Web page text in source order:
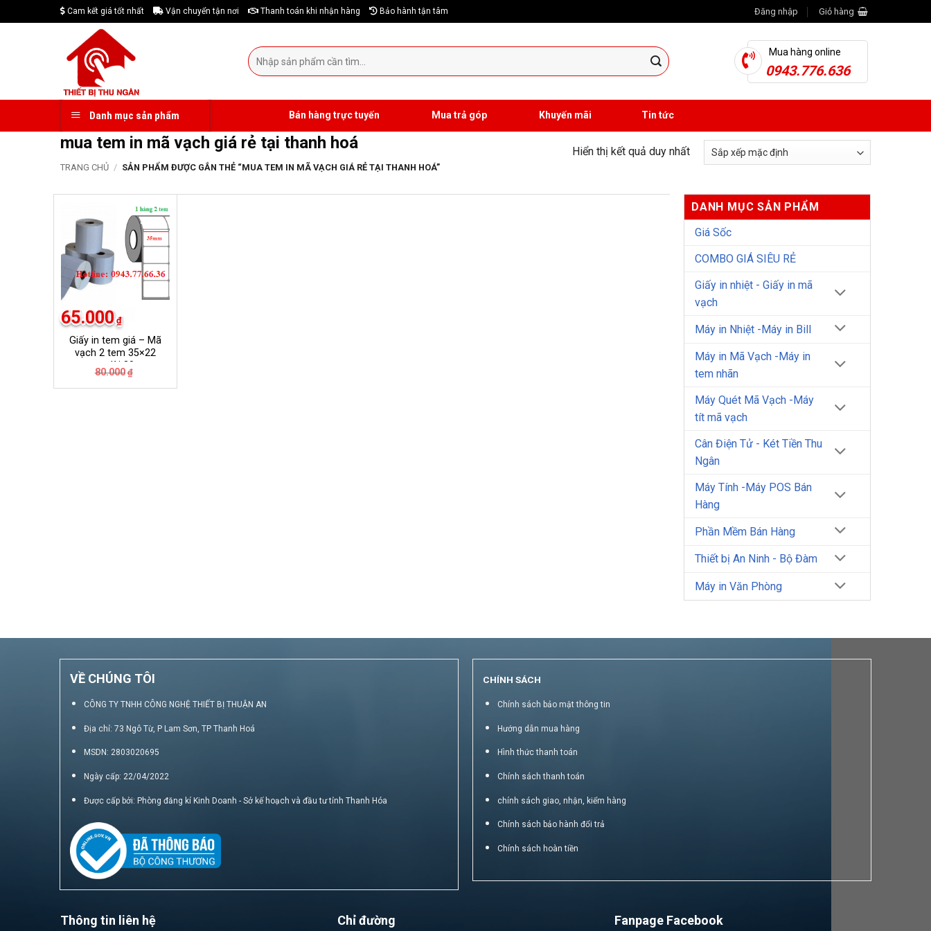
to
Cam kết giá tốt nhất Vận chuyển tận nơi Thanh toán khi nhận hàng Bảo hành tận tâm Đăng nhập Giỏ hàng
Tìm
kiếm:
Mua hàng online
0943.776.636
Danh mục sản phẩm Bán hàng trực tuyến Mua trả góp Khuyến mãi Tin tức
mua tem in mã vạch giá rẻ tại thanh hoá
TRANG CHỦ / SẢN PHẨM ĐƯỢC GẮN THẺ “MUA TEM IN MÃ VẠCH GIÁ RẺ TẠI THANH HOÁ”
Hiển thị kết quả duy nhất
-19%
Giấy in tem giá – Mã
vạch 2 tem 35×22
mm dài 30m
80.000 ₫
là:
65.000 ₫
tại
DANH MỤC SẢN PHẨM
Giá Sốc
COMBO GIÁ SIÊU RẺ
Giấy in nhiệt - Giấy in mã
vạch
Máy in Nhiệt -Máy in Bill
Máy in Mã Vạch -Máy in
tem nhãn
Máy Quét Mã Vạch -Máy
tít mã vạch
Cân Điện Tử - Két Tiền Thu
Ngân
Máy Tính -Máy POS Bán
Hàng
Phần Mềm Bán Hàng
Thiết bị An Ninh - Bộ Đàm
Máy in Văn Phòng
VỀ CHÚNG TÔI
CÔNG TY TNHH CÔNG NGHỆ THIẾT BỊ THUẬN AN
Địa chỉ: 73 Ngô Từ, P Lam Sơn, TP Thanh Hoá
MSDN: 2803020695
Ngày cấp: 22/04/2022
Được cấp bởi: Phòng đăng kí Kinh Doanh - Sở kế hoạch và đầu tư tỉnh Thanh Hóa
CHÍNH SÁCH
Chính sách bảo mật thông tin
Hướng dẫn mua hàng
Hình thức thanh toán
Chính sách thanh toán
chính sách giao, nhận, kiểm hàng
Chính sách bảo hành đổi trả
Chính sách hoàn tiền
Thông tin liên hệ Chỉ đường Fanpage Facebook